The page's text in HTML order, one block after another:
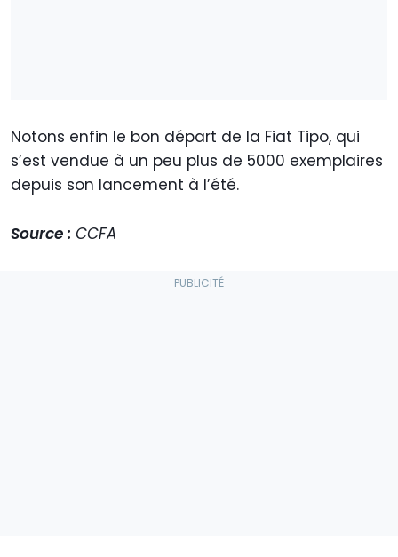
Notons enfin le bon départ de la Fiat Tipo, qui
s’est vendue à un peu plus de 5000 exemplaires
depuis son lancement à l’été.
Source : CCFA